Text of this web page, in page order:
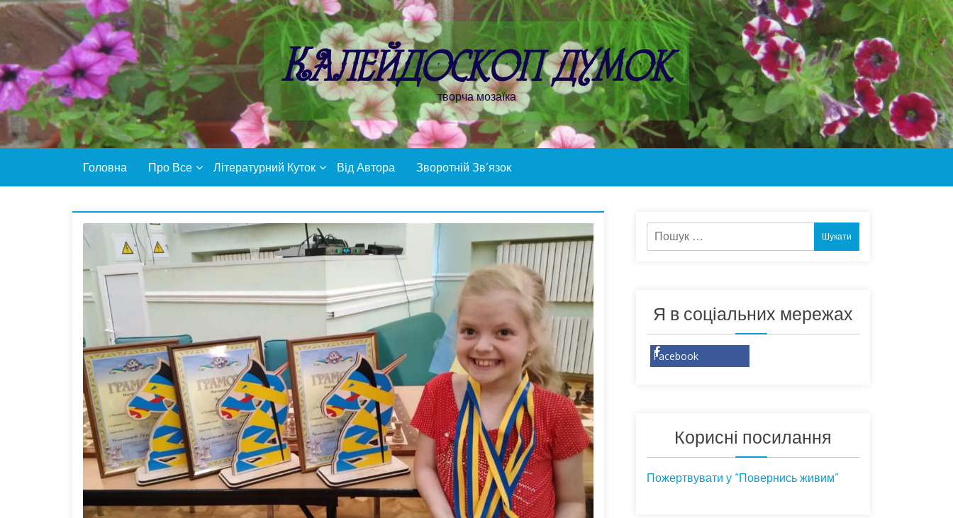
Пропустити
контент
Калейдоскоп думок
творча мозаїка
Головна Про Все Літературний Куток Від Автора Зворотній Зв’язок
Пошук:
Я в соціальних мережах
Facebook
Корисні посилання
Пожертвувати у “Повернись живим”